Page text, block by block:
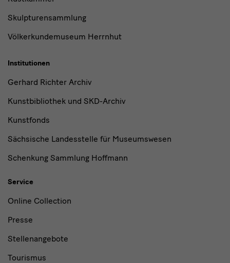
Skulpturensammlung
Völkerkundemuseum Herrnhut
Institutionen
Gerhard Richter Archiv
Kunstbibliothek und SKD-Archiv
Kunstfonds
Sächsische Landesstelle für Museumswesen
Schenkung Sammlung Hoffmann
Service
Online Collection
Presse
Stellenangebote
Tourismus